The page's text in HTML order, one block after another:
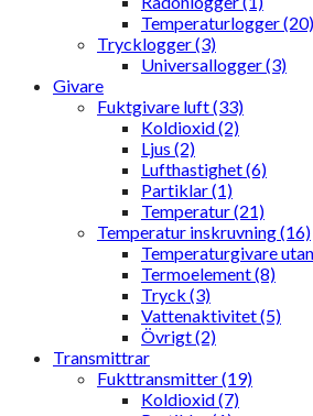
Temperaturlogger (20)
Trycklogger (3)
Universallogger (3)
Givare
Fuktgivare luft (33)
Koldioxid (2)
Ljus (2)
Lufthastighet (6)
Partiklar (1)
Temperatur (21)
Temperatur inskruvning (16)
Temperaturgivare
Termoelement (8)
Tryck (3)
Vattenaktivitet (5)
Övrigt (2)
Transmittrar
Fukttransmitter (19)
Koldioxid (7)